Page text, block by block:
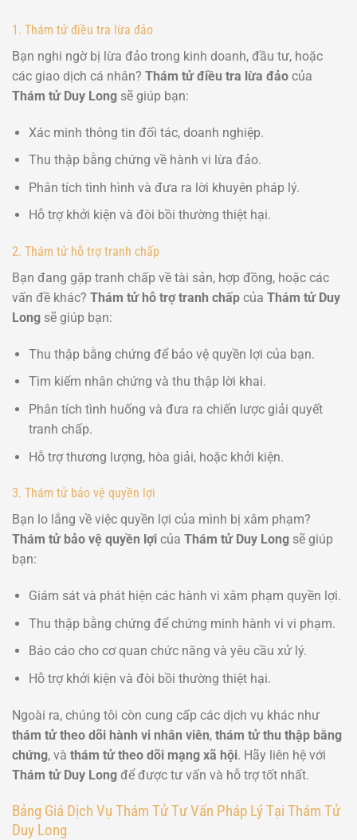
1. Thám tử điều tra lừa đảo
Bạn nghi ngờ bị lừa đảo trong kinh doanh, đầu tư, hoặc
các giao dịch cá nhân? Thám tử điều tra lừa đảo của
Thám tử Duy Long sẽ giúp bạn:
Xác minh thông tin đối tác, doanh nghiệp.
Thu thập bằng chứng về hành vi lừa đảo.
Phân tích tình hình và đưa ra lời khuyên pháp lý.
Hỗ trợ khởi kiện và đòi bồi thường thiệt hại.
2. Thám tử hỗ trợ tranh chấp
Bạn đang gặp tranh chấp về tài sản, hợp đồng, hoặc các
vấn đề khác? Thám tử hỗ trợ tranh chấp của Thám tử Duy
Long sẽ giúp bạn:
Thu thập bằng chứng để bảo vệ quyền lợi của bạn.
Tìm kiếm nhân chứng và thu thập lời khai.
Phân tích tình huống và đưa ra chiến lược giải quyết
tranh chấp.
Hỗ trợ thương lượng, hòa giải, hoặc khởi kiện.
3. Thám tử bảo vệ quyền lợi
Bạn lo lắng về việc quyền lợi của mình bị xâm phạm?
Thám tử bảo vệ quyền lợi của Thám tử Duy Long sẽ giúp
bạn:
Giám sát và phát hiện các hành vi xâm phạm quyền lợi.
Thu thập bằng chứng để chứng minh hành vi vi phạm.
Báo cáo cho cơ quan chức năng và yêu cầu xử lý.
Hỗ trợ khởi kiện và đòi bồi thường thiệt hại.
Ngoài ra, chúng tôi còn cung cấp các dịch vụ khác như
thám tử theo dõi hành vi nhân viên, thám tử thu thập bằng
chứng, và thám tử theo dõi mạng xã hội. Hãy liên hệ với
Thám tử Duy Long để được tư vấn và hỗ trợ tốt nhất.
Bảng Giá Dịch Vụ Thám Tử Tư Vấn Pháp Lý Tại Thám Tử
Duy Long